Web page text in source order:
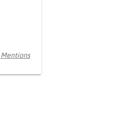
Mentions